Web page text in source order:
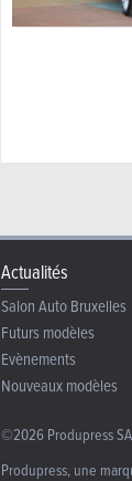
Actualités
Salon Auto Bruxelles
Futurs modèles
Evènements
Nouveaux modèles
©2026 Produpress
Produpress, une